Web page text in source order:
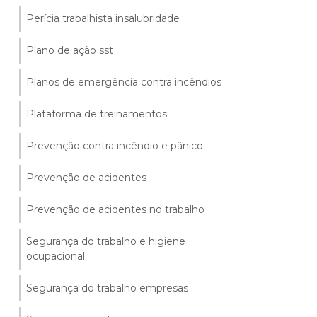
Perícia trabalhista insalubridade
Plano de ação sst
Planos de emergência contra incêndios
Plataforma de treinamentos
Prevenção contra incêndio e pânico
Prevenção de acidentes
Prevenção de acidentes no trabalho
Segurança do trabalho e higiene
ocupacional
Segurança do trabalho empresas